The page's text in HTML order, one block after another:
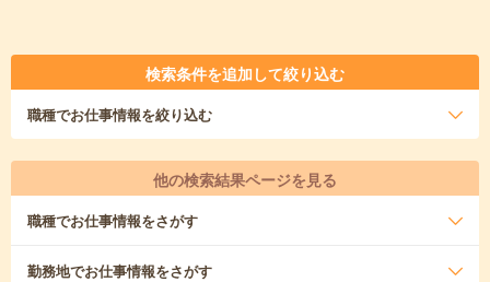
検索条件を追加して絞り込む
職種でお仕事情報を絞り込む
他の検索結果ページを見る
職種でお仕事情報をさがす
勤務地でお仕事情報をさがす